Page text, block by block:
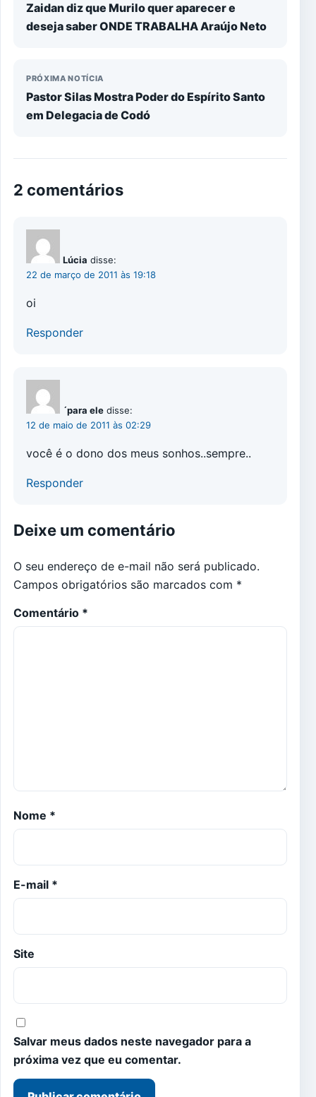
Zaidan diz que Murilo quer aparecer e
deseja saber ONDE TRABALHA Araújo Neto
PRÓXIMA NOTÍCIA
Pastor Silas Mostra Poder do Espírito Santo
em Delegacia de Codó
2 comentários
Lúcia disse:
22 de março de 2011 às 19:18
oi
Responder
´para ele disse:
12 de maio de 2011 às 02:29
você é o dono dos meus sonhos..sempre..
Responder
Deixe um comentário
O seu endereço de e-mail não será publicado.
Campos obrigatórios são marcados com *
Comentário *
Nome *
E-mail *
Site
Salvar meus dados neste navegador para a
próxima vez que eu comentar.